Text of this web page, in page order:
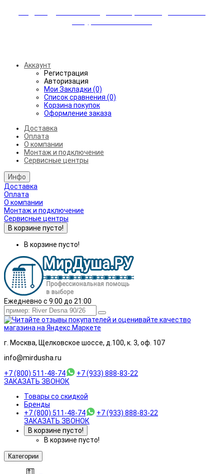
Аккаунт
Регистрация
Авторизация
Мои Закладки (0)
Список сравнения (0)
Корзина покупок
Оформление заказа
Доставка
Оплата
О компании
Монтаж и подключение
Сервисные центры
Инфо
Доставка
Оплата
О компании
Монтаж и подключение
Сервисные центры
В корзине пусто!
В корзине пусто!
Ежедневно с 9:00 до 21:00
г. Москва, Щелковское шоссе, д.100, к. 3, оф. 107
info@mirdusha.ru
+7 (800) 511-48-74
+7 (933) 888-83-22
ЗАКАЗАТЬ ЗВОНОК
Товары со скидкой
Бренды
+7 (800) 511-48-74
+7 (933) 888-83-22
ЗАКАЗАТЬ ЗВОНОК
В корзине пусто!
В корзине пусто!
Категории